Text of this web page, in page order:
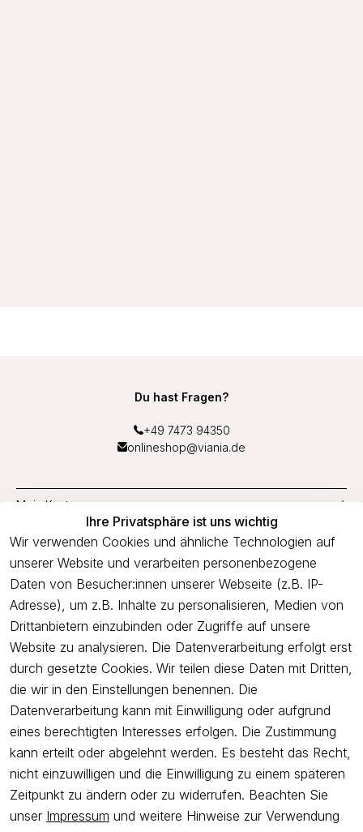
Ihre Privatsphäre ist uns wichtig
Wir verwenden Cookies und ähnliche Technologien auf
unserer Website und verarbeiten personenbezogene
Daten von Besucher:innen unserer Webseite (z.B. IP-
Adresse), um z.B. Inhalte zu personalisieren, Medien von
Drittanbietern einzubinden oder Zugriffe auf unsere
Website zu analysieren. Die Datenverarbeitung erfolgt erst
durch gesetzte Cookies. Wir teilen diese Daten mit Dritten,
die wir in den Einstellungen benennen. Die
Datenverarbeitung kann mit Einwilligung oder aufgrund
eines berechtigten Interesses erfolgen. Die Zustimmung
kann erteilt oder abgelehnt werden. Es besteht das Recht,
nicht einzuwilligen und die Einwilligung zu einem späteren
Zeitpunkt zu ändern oder zu widerrufen. Beachten Sie
unser Impressum und weitere Hinweise zur Verwendung
Du hast Fragen?
+49 7473 94350
onlineshop@viania.de
Mein Konto
Service
Unternehmen
Newsletter
Freue dich über 5€ Rabatt bei deiner nächsten Bestellung und
profitiere von Angeboten.
Newsletter abonnieren
Ich bestätige hiermit, dass ich die Datenschutzerklärung
gelesen
habe. Ich kann meine Einwilligung jederzeit widerrufen.